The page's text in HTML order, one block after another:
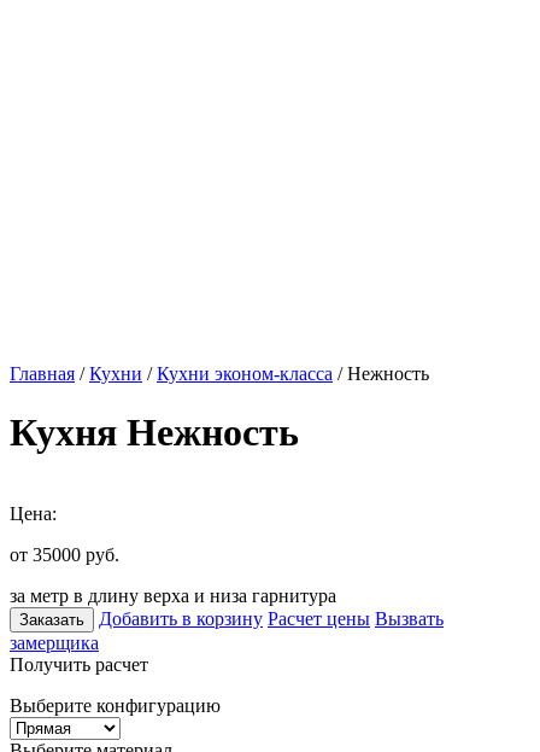
Главная /Кухни /Кухни эконом-класса / Нежность
Кухня Нежность
Цена:
от 35000 руб.
за метр в длину верха и низа гарнитура
Заказать Добавить в корзину Расчет цены Вызвать
замерщика
Получить расчет
Выберите конфигурацию